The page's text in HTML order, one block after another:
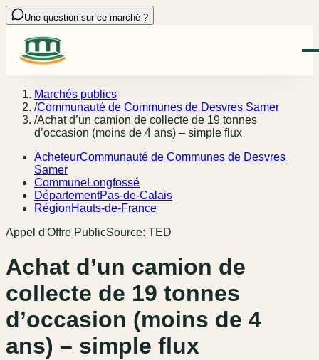
Une question sur ce marché ?
Marchés publics
/Communauté de Communes de Desvres Samer
/Achat d’un camion de collecte de 19 tonnes
d’occasion (moins de 4 ans) – simple flux
AcheteurCommunauté de Communes de Desvres
Samer
CommuneLongfossé
DépartementPas-de-Calais
RégionHauts-de-France
Appel d'Offre PublicSource: TED
Achat d’un camion de
collecte de 19 tonnes
d’occasion (moins de 4
ans) – simple flux